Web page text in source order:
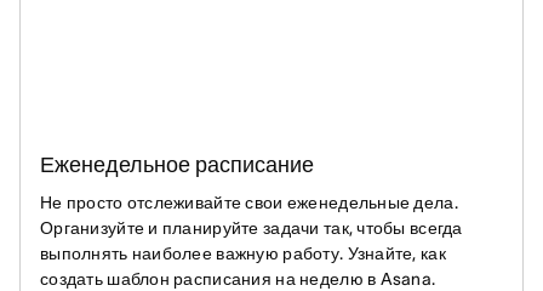
Еженедельное расписание
Не просто отслеживайте свои еженедельные дела.
Организуйте и планируйте задачи так, чтобы всегда
выполнять наиболее важную работу. Узнайте, как
создать шаблон расписания на неделю в Asana.